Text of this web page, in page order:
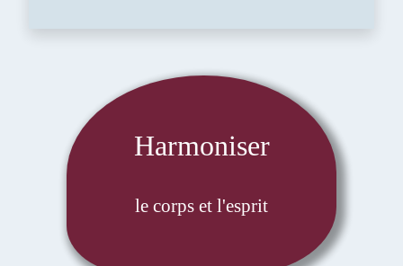
Harmoniser
le corps et l'esprit